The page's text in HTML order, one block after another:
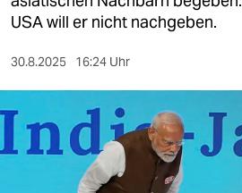
sport
berlin
nord
wahrheit
USA will er nicht nachgeben.
30.8.2025 16:24 Uhr